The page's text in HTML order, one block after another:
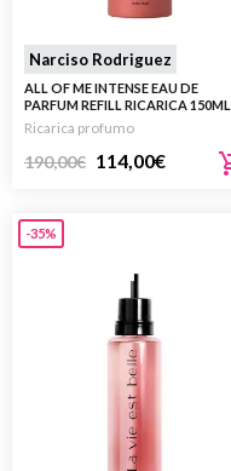
Narciso Rodriguez
ALL OF ME INTENSE EAU DE
PARFUM REFILL RICARICA 150ML
Ricarica profumo
190,00€ 114,00€
-35%